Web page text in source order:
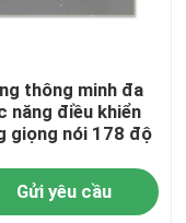
thông minh đa
năng điều khiển
giọng nói 178 độ
Gửi yêu cầu